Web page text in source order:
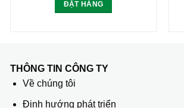
ĐẶT HÀNG
THÔNG TIN CÔNG TY
Về chúng tôi
Định hướng phát triển